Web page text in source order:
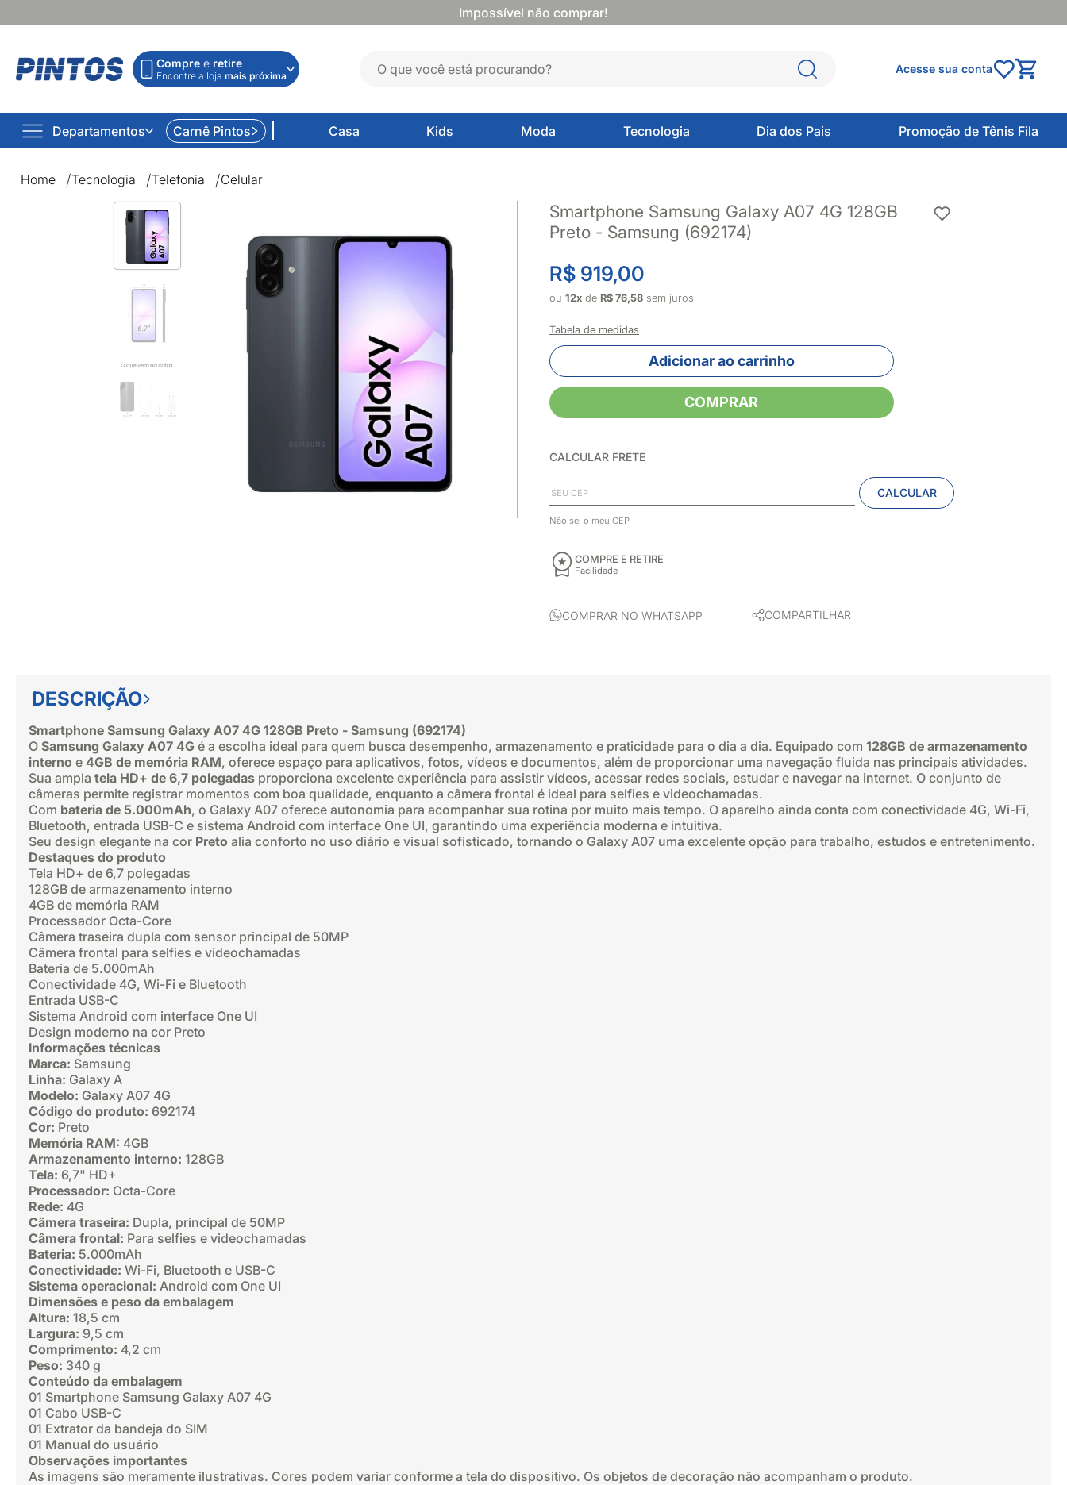
Impossível não comprar!
Compre e retire
Encontre a loja mais próxima
Acesse sua conta
Departamentos Carnê Pintos Casa Kids Moda Tecnologia Dia dos Pais Promoção de Tênis Fila
Home Tecnologia Telefonia Celular
Smartphone Samsung Galaxy A07 4G 128GB
Preto - Samsung (692174)
R$ 919,00
ou 12x de R$ 76,58 sem juros
Tabela de medidas
Adicionar ao carrinho
COMPRAR
CALCULAR FRETE
CALCULAR
Não sei o meu CEP
COMPRE E RETIRE
Facilidade
COMPRAR NO WHATSAPP COMPARTILHAR
DESCRIÇÃO
Smartphone Samsung Galaxy A07 4G 128GB Preto - Samsung (692174)
O Samsung Galaxy A07 4G é a escolha ideal para quem busca desempenho, armazenamento e praticidade para o dia a dia. Equipado com 128GB de armazenamento
interno e 4GB de memória RAM, oferece espaço para aplicativos, fotos, vídeos e documentos, além de proporcionar uma navegação fluida nas principais atividades.
Sua ampla tela HD+ de 6,7 polegadas proporciona excelente experiência para assistir vídeos, acessar redes sociais, estudar e navegar na internet. O conjunto de
câmeras permite registrar momentos com boa qualidade, enquanto a câmera frontal é ideal para selfies e videochamadas.
Com bateria de 5.000mAh, o Galaxy A07 oferece autonomia para acompanhar sua rotina por muito mais tempo. O aparelho ainda conta com conectividade 4G, Wi-Fi,
Bluetooth, entrada USB-C e sistema Android com interface One UI, garantindo uma experiência moderna e intuitiva.
Seu design elegante na cor Preto alia conforto no uso diário e visual sofisticado, tornando o Galaxy A07 uma excelente opção para trabalho, estudos e entretenimento.
Destaques do produto
Tela HD+ de 6,7 polegadas
128GB de armazenamento interno
4GB de memória RAM
Processador Octa-Core
Câmera traseira dupla com sensor principal de 50MP
Câmera frontal para selfies e videochamadas
Bateria de 5.000mAh
Conectividade 4G, Wi-Fi e Bluetooth
Entrada USB-C
Sistema Android com interface One UI
Design moderno na cor Preto
Informações técnicas
Marca: Samsung
Linha: Galaxy A
Modelo: Galaxy A07 4G
Código do produto: 692174
Cor: Preto
Memória RAM: 4GB
Armazenamento interno: 128GB
Tela: 6,7" HD+
Processador: Octa-Core
Rede: 4G
Câmera traseira: Dupla, principal de 50MP
Câmera frontal: Para selfies e videochamadas
Bateria: 5.000mAh
Conectividade: Wi-Fi, Bluetooth e USB-C
Sistema operacional: Android com One UI
Dimensões e peso da embalagem
Altura: 18,5 cm
Largura: 9,5 cm
Comprimento: 4,2 cm
Peso: 340 g
Conteúdo da embalagem
01 Smartphone Samsung Galaxy A07 4G
01 Cabo USB-C
01 Extrator da bandeja do SIM
01 Manual do usuário
Observações importantes
As imagens são meramente ilustrativas. Cores podem variar conforme a tela do dispositivo. Os objetos de decoração não acompanham o produto.